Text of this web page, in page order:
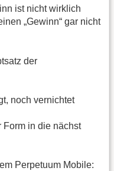
ist nicht wirklich
„Gewinn“ gar nicht
der
noch vernichtet
Form in die nächst
Perpetuum Mobile: